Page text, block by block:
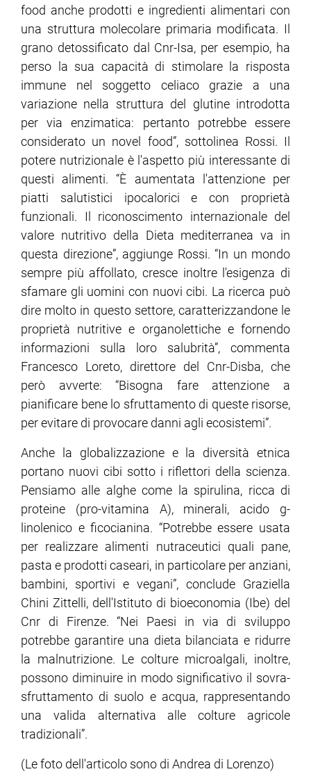
food anche prodotti e ingredienti alimentari con
una struttura molecolare primaria modificata. Il
grano detossificato dal Cnr-Isa, per esempio, ha
perso la sua capacità di stimolare la risposta
immune nel soggetto celiaco grazie a una
variazione nella struttura del glutine introdotta
per via enzimatica: pertanto potrebbe essere
considerato un novel food”, sottolinea Rossi. Il
potere nutrizionale è l'aspetto più interessante di
questi alimenti. “È aumentata l'attenzione per
piatti salutistici ipocalorici e con proprietà
funzionali. Il riconoscimento internazionale del
valore nutritivo della Dieta mediterranea va in
questa direzione”, aggiunge Rossi. “In un mondo
sempre più affollato, cresce inoltre l'esigenza di
sfamare gli uomini con nuovi cibi. La ricerca può
dire molto in questo settore, caratterizzandone le
proprietà nutritive e organolettiche e fornendo
informazioni sulla loro salubrità”, commenta
Francesco Loreto, direttore del Cnr-Disba, che
però avverte: “Bisogna fare attenzione a
pianificare bene lo sfruttamento di queste risorse,
per evitare di provocare danni agli ecosistemi”.
Anche la globalizzazione e la diversità etnica
portano nuovi cibi sotto i riflettori della scienza.
Pensiamo alle alghe come la spirulina, ricca di
proteine (pro-vitamina A), minerali, acido g-
linolenico e ficocianina. “Potrebbe essere usata
per realizzare alimenti nutraceutici quali pane,
pasta e prodotti caseari, in particolare per anziani,
bambini, sportivi e vegani”, conclude Graziella
Chini Zittelli, dell'Istituto di bioeconomia (Ibe) del
Cnr di Firenze. “Nei Paesi in via di sviluppo
potrebbe garantire una dieta bilanciata e ridurre
la malnutrizione. Le colture microalgali, inoltre,
possono diminuire in modo significativo il sovra-
sfruttamento di suolo e acqua, rappresentando
una valida alternativa alle colture agricole
tradizionali”.
(Le foto dell'articolo sono di Andrea di Lorenzo)